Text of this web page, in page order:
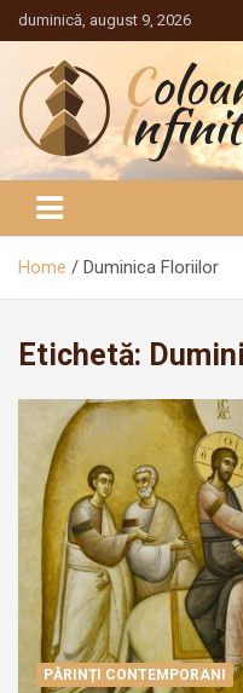
Sari
la
conținut
duminică, august 9, 2026
Coloana
Home Duminica Floriilor
Etichetă:
PĂRINȚI CONTEMPORANI